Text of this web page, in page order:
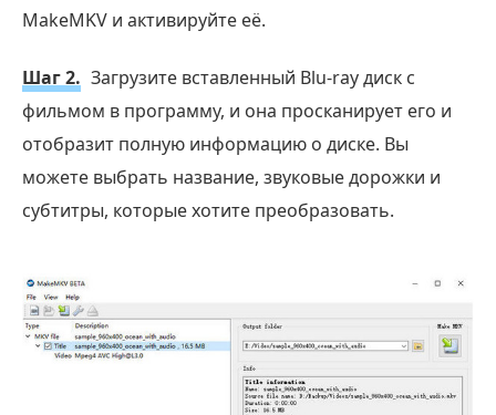
MakeMKV и активируйте её.
Шаг 2. Загрузите вставленный Blu-ray диск с
фильмом в программу, и она просканирует его и
отобразит полную информацию о диске. Вы
можете выбрать название, звуковые дорожки и
субтитры, которые хотите преобразовать.